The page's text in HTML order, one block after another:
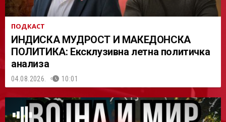
ПОДКАСТ
ИНДИСКА МУДРОСТ И МАКЕДОНСКА
ПОЛИТИКА: Ексклузивна летна политичка
анализа
04.08.2026. 10:01